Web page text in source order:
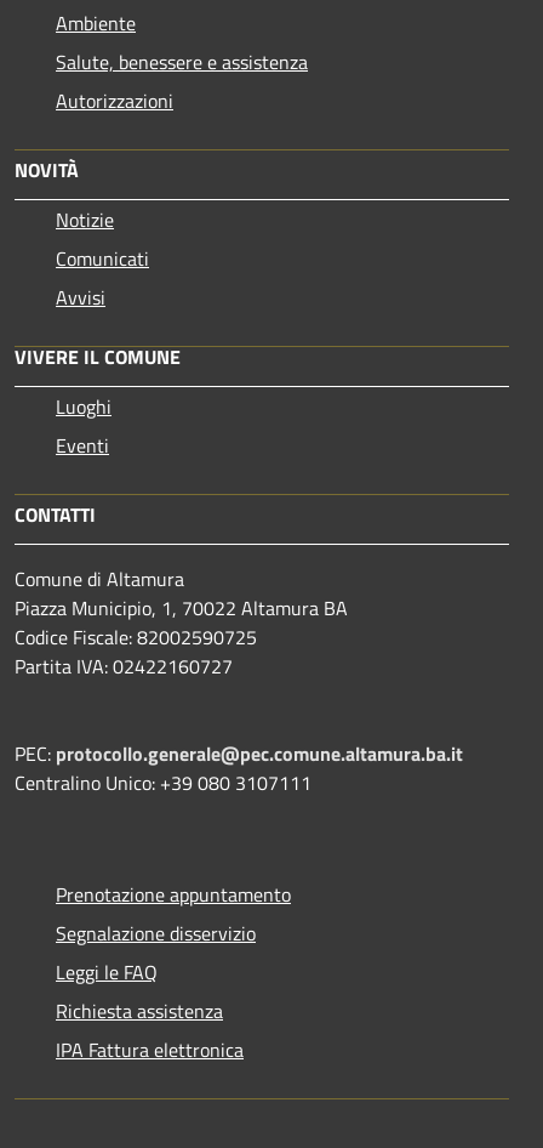
Ambiente
Salute, benessere e assistenza
Autorizzazioni
NOVITÀ
Notizie
Comunicati
Avvisi
VIVERE IL COMUNE
Luoghi
Eventi
CONTATTI
Comune di Altamura
Piazza Municipio, 1, 70022 Altamura BA
Codice Fiscale: 82002590725
Partita IVA: 02422160727
PEC: protocollo.generale@pec.comune.altamura.ba.it
Centralino Unico: +39 080 3107111
Prenotazione appuntamento
Segnalazione disservizio
Leggi le FAQ
Richiesta assistenza
IPA Fattura elettronica